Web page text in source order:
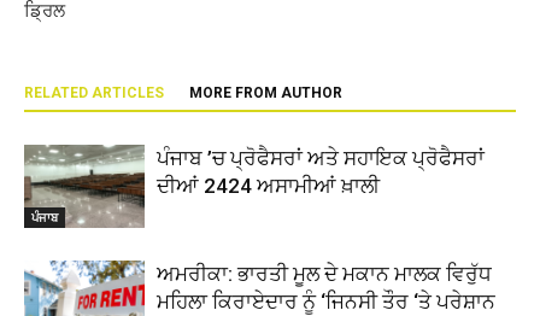
ਡ੍ਰਿਲ
RELATED ARTICLES MORE FROM AUTHOR
ਪੰਜਾਬ
ਪੰਜਾਬ ’ਚ ਪ੍ਰੋਫੈਸਰਾਂ ਅਤੇ ਸਹਾਇਕ ਪ੍ਰੋਫੈਸਰਾਂ
ਦੀਆਂ 2424 ਅਸਾਮੀਆਂ ਖ਼ਾਲੀ
ਅਮਰੀਕਾ: ਭਾਰਤੀ ਮੂਲ ਦੇ ਮਕਾਨ ਮਾਲਕ ਵਿਰੁੱਧ
ਮਹਿਲਾ ਕਿਰਾਏਦਾਰ ਨੂੰ ‘ਜਿਨਸੀ ਤੌਰ ‘ਤੇ ਪਰੇਸ਼ਾਨ